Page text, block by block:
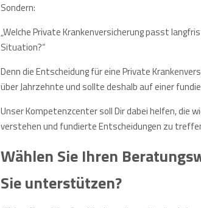
Sondern:
„Welche Private Krankenversicherung passt
Situation?“
Denn die Entscheidung für eine Private
über Jahrzehnte und sollte deshalb auf einer
Unser Kompetenzcenter soll Dir dabei helfen, die
verstehen und fundierte Entscheidungen zu
Wählen Sie Ihren
Sie unterstützen?